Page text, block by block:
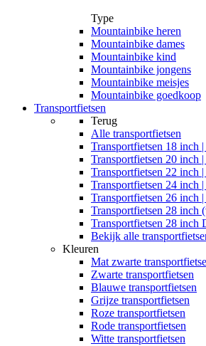
Type
Mountainbike heren
Mountainbike dames
Mountainbike kind
Mountainbike jongens
Mountainbike meisjes
Mountainbike goedkoop
Transportfietsen
Terug
Alle transportfietsen
Transportfietsen 18 inch
Transportfietsen 20 inch
Transportfietsen 22 inch
Transportfietsen 24 inch
Transportfietsen 26 inch
Transportfietsen 28 inch
Transportfietsen 28 inch
Bekijk alle
Kleuren
Mat zwarte
Zwarte transportfietsen
Blauwe transportfietsen
Grijze transportfietsen
Roze transportfietsen
Rode transportfietsen
Witte transportfietsen